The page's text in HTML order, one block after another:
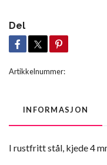
Del
Artikkelnummer:
INFORMASJON
I rustfritt stål, kjede 4